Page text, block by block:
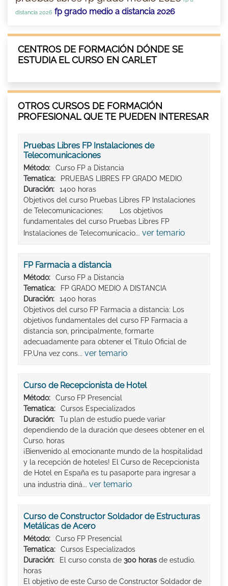
distancia 2026 fp grado medio a distancia 2026
CENTROS DE FORMACIÓN DÓNDE SE
ESTUDIA EL CURSO EN CARLET
OTROS CURSOS DE FORMACIÓN
PROFESIONAL QUE TE PUEDEN INTERESAR
Pruebas Libres FP Instalaciones de
Telecomunicaciones
Método:
Curso FP a Distancia
Tematica:
PRUEBAS LIBRES FP GRADO MEDIO
Duración:
1400 horas
Objetivos del curso Pruebas Libres FP Instalaciones
de Telecomunicaciones: Los objetivos
fundamentales del curso Pruebas Libres FP
Instalaciones de Telecomunicacio... ver temario
FP Farmacia a distancia
Método:
Curso FP a Distancia
Tematica:
FP GRADO MEDIO A DISTANCIA
Duración:
1400 horas
Objetivos del curso FP Farmacia a distancia: Los
objetivos fundamentales del curso FP Farmacia a
distancia son, principalmente, formarte
adecuadamente para obtener el Titulo Oficial de
FP.Una vez cons... ver temario
Curso de Recepcionista de Hotel
Método:
Curso FP Presencial
Tematica:
Cursos Especializados
Duración:
Tu plan de estudio puede variar
dependiendo de la duración que desees obtener en el
Curso. horas
¡Bienvenido al emocionante mundo de la hospitalidad
y la recepción de hoteles! El Curso de Recepcionista
de Hotel en España es tu pasaporte para ingresar a
una industria diná... ver temario
Curso de Constructor Soldador de Estructuras
Metálicas de Acero
Método:
Curso FP Presencial
Tematica:
Cursos Especializados
Duración:
El curso consta de 300 horas de estudio.
horas
El objetivo de este Curso de Constructor Soldador de